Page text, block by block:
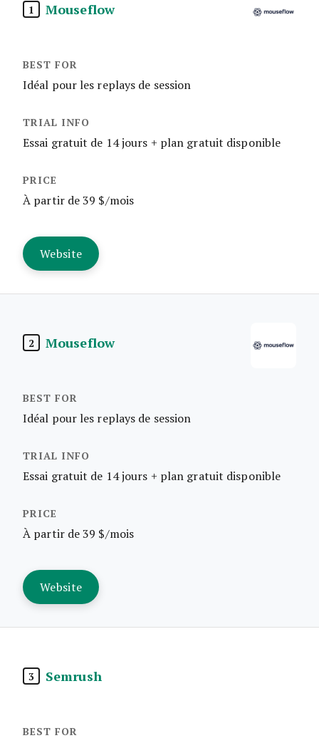
1 Mouseflow
Idéal pour les replays de session
Essai gratuit de 14 jours + plan gratuit disponible
À partir de 39 $/mois
Website
2 Mouseflow
Idéal pour les replays de session
Essai gratuit de 14 jours + plan gratuit disponible
À partir de 39 $/mois
Website
3 Semrush